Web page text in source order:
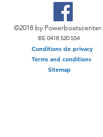
©2018 by Powerboatscenter.
BE 0418 520 554
Conditions de privacy
Terms and conditions
Sitemap